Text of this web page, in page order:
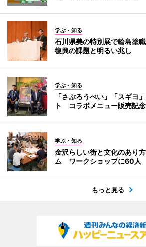
学ぶ・知る
石川県美の特別展で輪島塗
復興の課題と明るい兆し
学ぶ・知る
「さぶろうべい」「スギヨ
ト コラボメニュー販売記念
学ぶ・知る
金沢らしい街と文化のあり
ム ワークショップに60人
もっと見る